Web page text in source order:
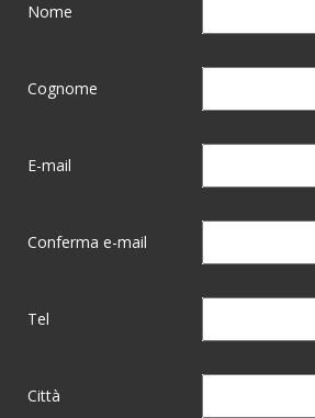
Nome
Cognome
E-mail
Conferma e-mail
Tel
Città